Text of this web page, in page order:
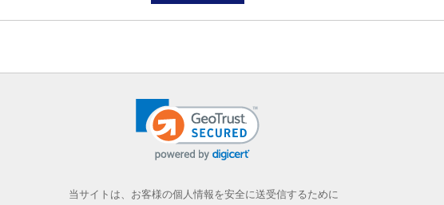
当サイトは、お客様の個人情報を安全に送受信するために